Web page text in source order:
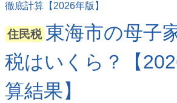
徹底計算【2026年版】
住民税 東海市の母子
税はいくら？【
算結果】